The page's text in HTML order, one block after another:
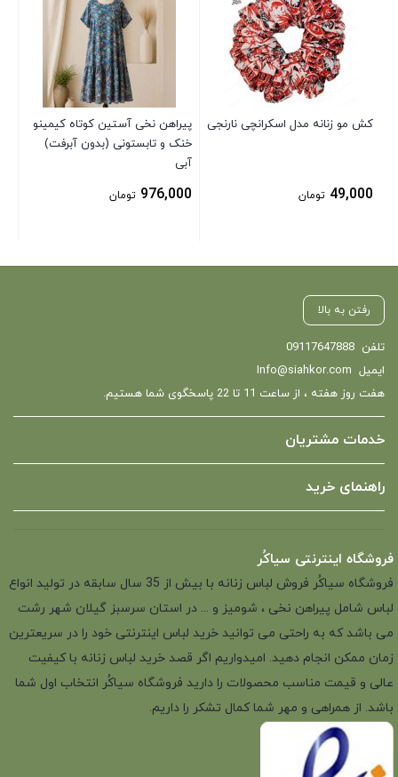
کش مو زنانه مدل اسکرانچی نارنجی
49,000 تومان
پیراهن نخی آستین کوتاه کیمینو
خنک و تابستونی (بدون آبرفت)
آبی
976,000 تومان
رفتن به بالا
تلفن 09117647888
ایمیل Info@siahkor.com
هفت روز هفته ، از ساعت 11 تا 22 پاسخگوی شما هستیم.
خدمات مشتریان
راهنمای خرید
فروشگاه اینترنتی سیاکُر
فروشگاه سیاکُر فروش لباس زنانه با بیش از 35 سال سابقه در تولید انواع
لباس شامل پیراهن نخی ، شومیز و ... در استان سرسبز گیلان شهر رشت
می باشد که به راحتی می توانید خرید لباس اینترنتی خود را در سریعترین
زمان ممکن انجام دهید. امیدواریم اگر قصد خرید لباس زنانه با کیفیت
عالی و قیمت مناسب محصولات را دارید فروشگاه سیاکُر انتخاب اول شما
باشد. از همراهی و مهر شما کمال تشکر را داریم.